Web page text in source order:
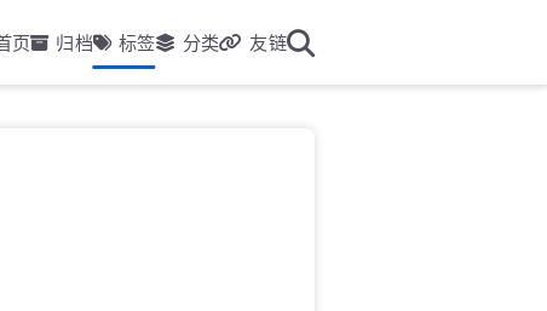
页 归档 标签 分类 友链